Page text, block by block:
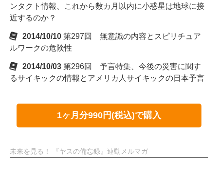
ンタクト情報、これから数カ月以内に小惑星は地球に接
近するのか？
2014/10/10 第297回 無意識の内容とスピリチュア
ルワークの危険性
2014/10/03 第296回 予言特集、今後の災害に関す
るサイキックの情報とアメリカ人サイキックの日本予言
1ヶ月分990円(税込)で購入
未来を見る！ 『ヤスの備忘録』連動メルマガ